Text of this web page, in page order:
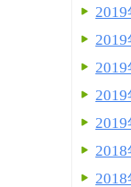
2019
2019
2019
2019
2019
2018
2018